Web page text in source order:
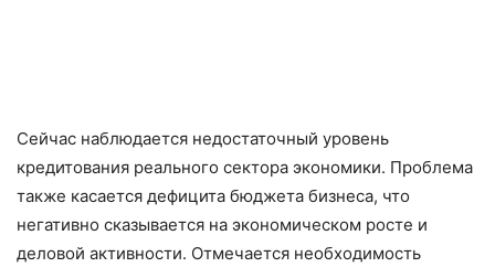
Сейчас наблюдается недостаточный уровень
кредитования реального сектора экономики. Проблема
также касается дефицита бюджета бизнеса, что
негативно сказывается на экономическом росте и
деловой активности. Отмечается необходимость